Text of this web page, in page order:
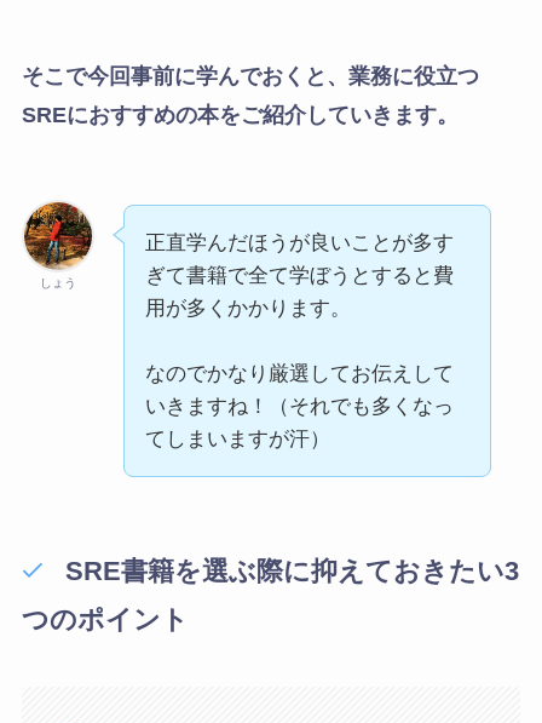
そこで今回事前に学んでおくと、業務に役立つ
SREにおすすめの本をご紹介していきます。
しょう
正直学んだほうが良いことが多す
ぎて書籍で全て学ぼうとすると費
用が多くかかります。
なのでかなり厳選してお伝えして
いきますね！（それでも多くなっ
てしまいますが汗）
SRE書籍を選ぶ際に抑えておきたい3
つのポイント